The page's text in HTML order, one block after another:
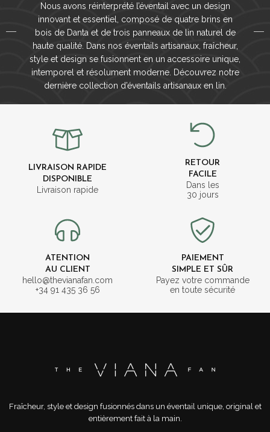
Nous avons réinterprété l’éventail avec un design
innovant et essentiel, composé de quatre brins en
bois de Danta et de trois panneaux de lin naturel de
haute qualité. Dans nos éventails artisanaux, fraîcheur,
style et design se fusionnent en un accessoire unique,
intemporel et résolument moderne. Découvrez notre
dernière collection d’éventails artisanaux en lin.
LIVRAISON RAPIDE
DISPONIBLE
Livraison rapide
RETOUR
FACILE
Dans les
30 jours
ATENTION
AU CLIENT
hello@thevianafan.com
+34 91 435 36 56
PAIEMENT
SIMPLE ET SÛR
Payez votre commande
en toute sécurité
Fraîcheur, style et design fusionnés dans un éventail unique, original et
entièrement fait à la main.